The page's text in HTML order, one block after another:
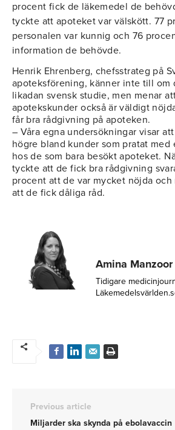
procent fick de läkemedel de
tyckte att apoteket var välskött. 77
personalen var kunnig och 76
information de behövde.
Henrik Ehrenberg, chefsstrateg på
apoteksförening, känner inte till om
likadan svensk studie, men menar
apotekskunder också är väldigt
får bra rådgivning på apoteken.
– Våra egna undersökningar visar
högre bland kunder som pratat med
hos de som bara besökt apoteket.
tyckte att de fick bra rådgivning
procent att de var mycket nöjda
att de fick dåliga råd.
Amina Manzoor
Tidigare
Previous article
Miljarder ska skynda på ebolavaccin